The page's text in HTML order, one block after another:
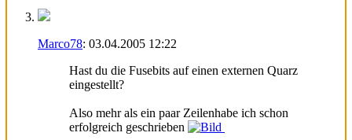
Marco78: 03.04.2005 12:22
Hast du die Fusebits auf einen externen Quarz
eingestellt?
Also mehr als ein paar Zeilenhabe ich schon
erfolgreich geschrieben